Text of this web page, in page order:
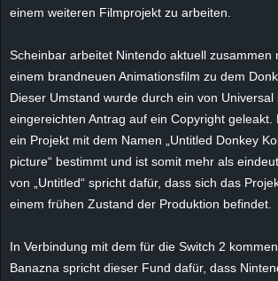
einem weiteren Filmprojekt zu arbeiten.
Scheinbar arbeitet Nintendo aktuell zusammen
einem brandneuen Animationsfilm zu dem
Dieser Umstand wurde durch ein von Universal
eingereichten Antrag auf ein Copyright geleakt.
ein Projekt mit dem Namen „Untitled Donkey
picture“ bestimmt und ist somit mehr als
von „Untitled“ spricht dafür, dass sich das
einem frühen Zustand der Produktion befindet.
In Verbindung mit dem für die Switch 2
Banazna spricht dieser Fund dafür, dass